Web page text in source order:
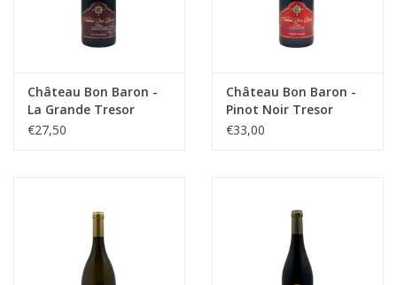
Château Bon Baron -
La Grande Tresor
€27,50
Château Bon Baron -
Pinot Noir Tresor
€33,00